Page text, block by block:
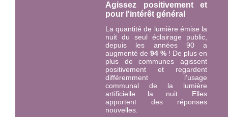
Agissez positivement et
pour l'intérêt général
La quantité de lumière émise la
nuit du seul éclairage public,
depuis les années 90 a
augmenté de 94 % ! De plus en
plus de communes agissent
positivement et regardent
différemment l'usage
communal de la lumière
artificielle la nuit. Elles
apportent des réponses
nouvelles.